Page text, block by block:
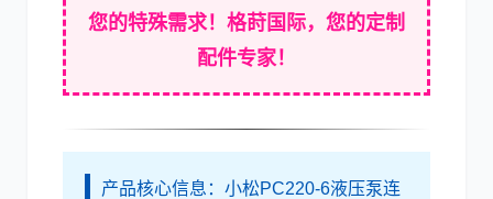
您的特殊需求！ 格莳国际，您的定制
配件专家！
产品核心信息：小松PC220-6液压泵连